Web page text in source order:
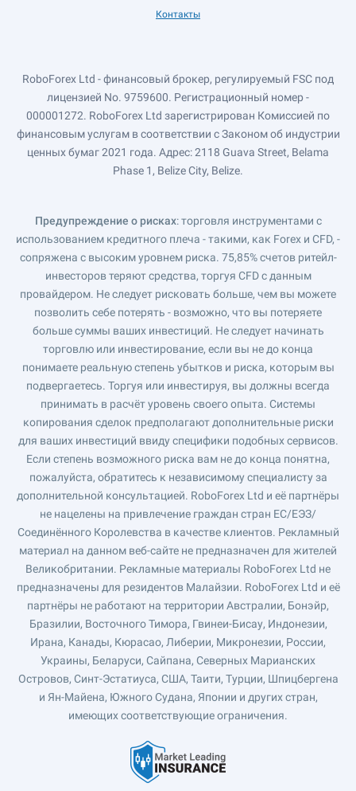
Контакты
RoboForex Ltd - финансовый брокер, регулируемый FSC под
лицензией No. 9759600. Регистрационный номер -
000001272. RoboForex Ltd зарегистрирован Комиссией по
финансовым услугам в соответствии с Законом об индустрии
ценных бумаг 2021 года. Адрес: 2118 Guava Street, Belama
Phase 1, Belize City, Belize.
Предупреждение о рисках: торговля инструментами с
использованием кредитного плеча - такими, как Forex и CFD, -
сопряжена с высоким уровнем риска. 75,85% счетов ритейл-
инвесторов теряют средства, торгуя CFD с данным
провайдером. Не следует рисковать больше, чем вы можете
позволить себе потерять - возможно, что вы потеряете
больше суммы ваших инвестиций. Не следует начинать
торговлю или инвестирование, если вы не до конца
понимаете реальную степень убытков и риска, которым вы
подвергаетесь. Торгуя или инвестируя, вы должны всегда
принимать в расчёт уровень своего опыта. Системы
копирования сделок предполагают дополнительные риски
для ваших инвестиций ввиду специфики подобных сервисов.
Если степень возможного риска вам не до конца понятна,
пожалуйста, обратитесь к независимому специалисту за
дополнительной консультацией. RoboForex Ltd и её партнёры
не нацелены на привлечение граждан стран ЕС/ЕЭЗ/
Соединённого Королевства в качестве клиентов. Рекламный
материал на данном веб-сайте не предназначен для жителей
Великобритании. Рекламные материалы RoboForex Ltd не
предназначены для резидентов Малайзии. RoboForex Ltd и её
партнёры не работают на территории Австралии, Бонэйр,
Бразилии, Восточного Тимора, Гвинеи-Бисау, Индонезии,
Ирана, Канады, Кюрасао, Либерии, Микронезии, России,
Украины, Беларуси, Сайпана, Северных Марианских
Островов, Синт-Эстатиуса, США, Таити, Турции, Шпицбергена
и Ян-Майена, Южного Судана, Японии и других стран,
имеющих соответствующие ограничения.